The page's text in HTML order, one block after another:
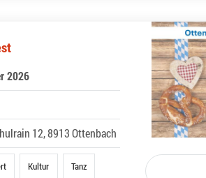
2026
12, 8913 Ottenbach
Kultur Tanz